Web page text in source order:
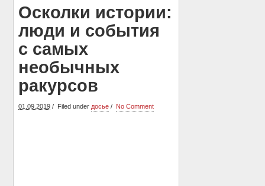
Осколки истории:
люди и события
с самых
необычных
ракурсов
01.09.2019 Filed under досье No Comment